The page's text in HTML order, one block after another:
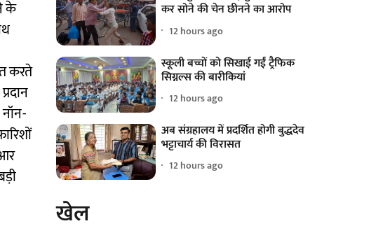
के
करते
कर सोने की चेन छीनने का आरोप
12 hours ago
स्कूली बच्चों को सिखाई गईं ट्रैफिक
सिग्नल्स की बारीकियां
12 hours ago
अब संग्रहालय में प्रदर्शित होगी बुद्धदेव
भट्टाचार्य की विरासत
12 hours ago
खेल